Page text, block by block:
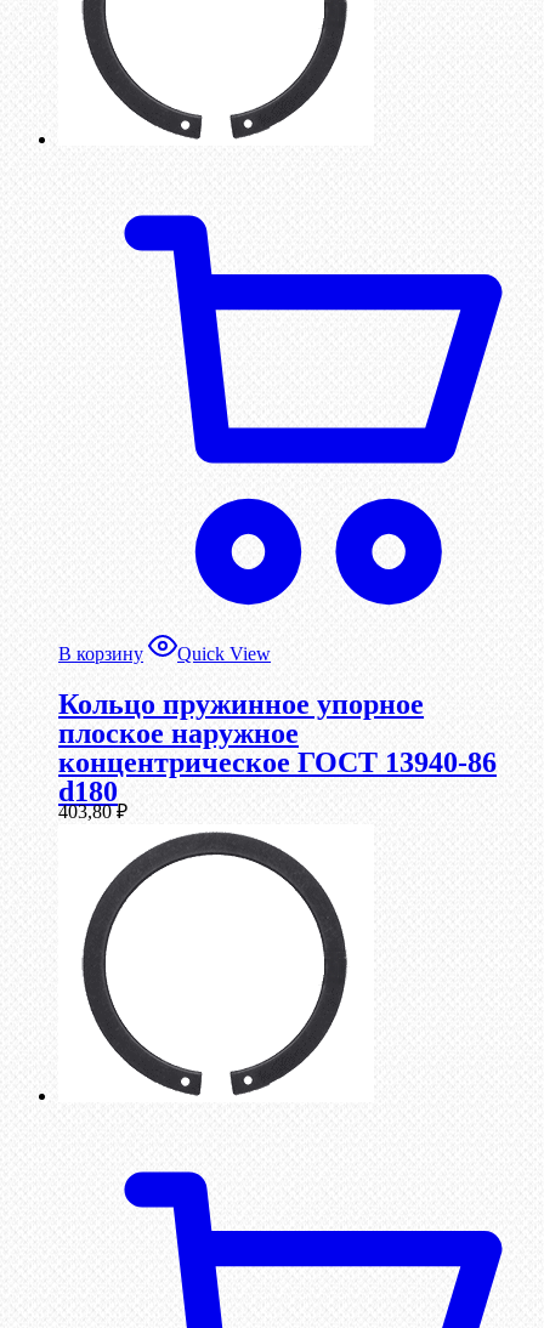
В корзину Quick View
Кольцо пружинное упорное
плоское наружное
концентрическое ГОСТ 13940-86
d180
403,80₽